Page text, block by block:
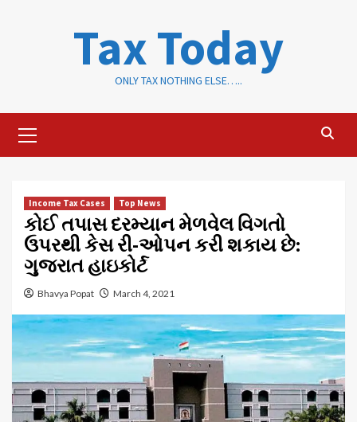
Tax Today
ONLY TAX NOTHING ELSE…..
Menu
Income Tax Cases Top News
કોઈ તપાસ દરમ્યાન મેળવેલ વિગતો
ઉપરથી કેસ રી-ઓપન કરી શકાય છે:
ગુજરાત હાઇકોર્ટ
Bhavya Popat March 4, 2021